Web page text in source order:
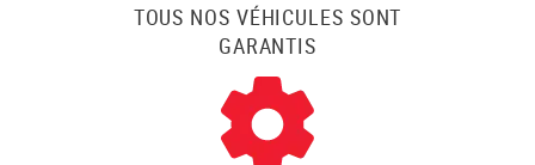
TOUS NOS VÉHICULES SONT
GARANTIS